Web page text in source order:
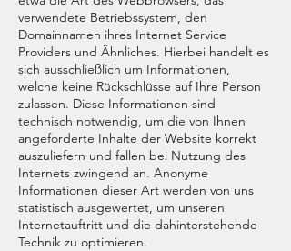
verwendete Betriebssystem, den
Domainnamen ihres Internet Service
Providers und Ähnliches. Hierbei handelt es
sich ausschließlich um Informationen,
welche keine Rückschlüsse auf Ihre Person
zulassen. Diese Informationen sind
technisch notwendig, um die von Ihnen
angeforderte Inhalte der Website korrekt
auszuliefern und fallen bei Nutzung des
Internets zwingend an. Anonyme
Informationen dieser Art werden von uns
statistisch ausgewertet, um unseren
Internetauftritt und die dahinterstehende
Technik zu optimieren.